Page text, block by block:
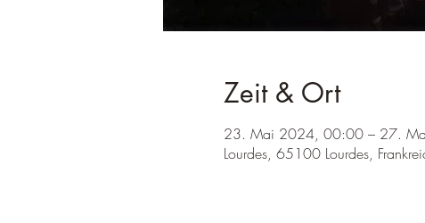
Zeit & Ort
23. Mai 2024, 00:00 – 27.
Lourdes, 65100 Lourdes,